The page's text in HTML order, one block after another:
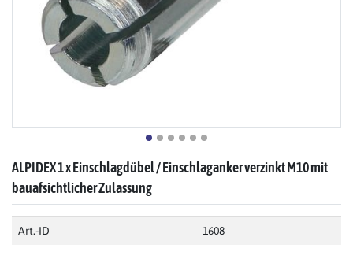
ALPIDEX 1 x Einschlagdübel / Einschlaganker verzinkt M10 mit
bauafsichtlicher Zulassung
Art.-ID 1608